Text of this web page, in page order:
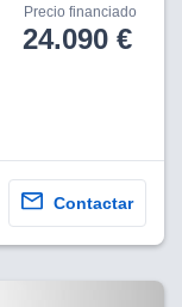
Precio financiado
24.090 €
Contactar